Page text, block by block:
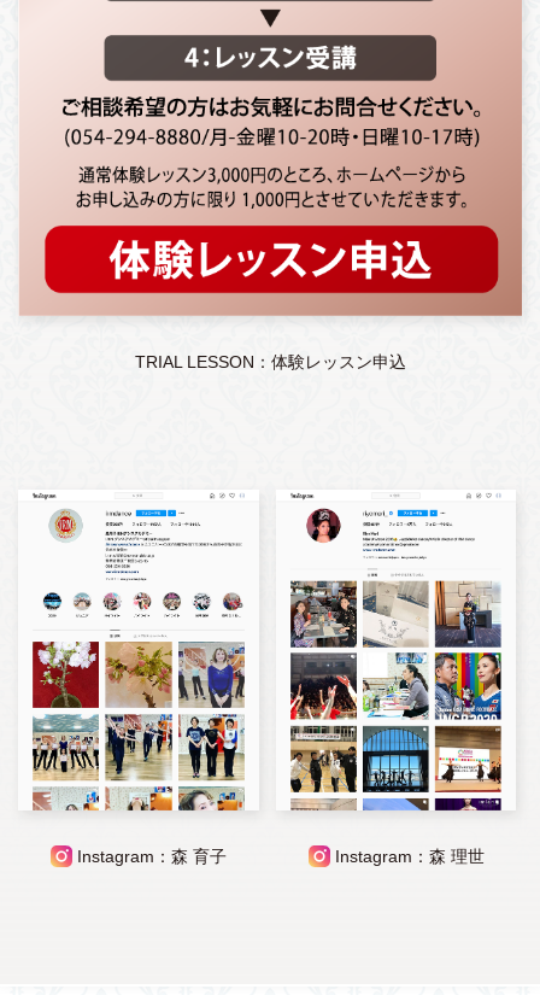
TRIAL LESSON：体験レッスン申込
Instagram：森 育子 Instagram：森 理世